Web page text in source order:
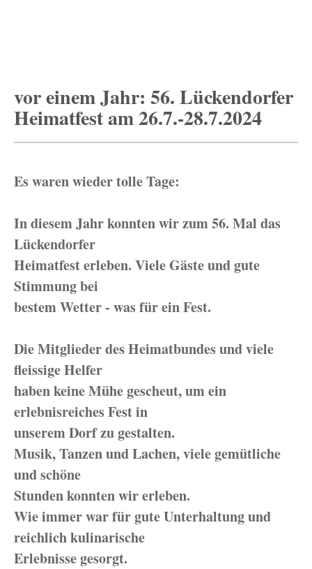
vor einem Jahr: 56. Lückendorfer
Heimatfest am 26.7.-28.7.2024
Es waren wieder tolle Tage:
In diesem Jahr konnten wir zum 56. Mal das
Lückendorfer
Heimatfest erleben. Viele Gäste und gute
Stimmung bei
bestem Wetter - was für ein Fest.
Die Mitglieder des Heimatbundes und viele
fleissige Helfer
haben keine Mühe gescheut, um ein
erlebnisreiches Fest in
unserem Dorf zu gestalten.
Musik, Tanzen und Lachen, viele gemütliche
und schöne
Stunden konnten wir erleben.
Wie immer war für gute Unterhaltung und
reichlich kulinarische
Erlebnisse gesorgt.